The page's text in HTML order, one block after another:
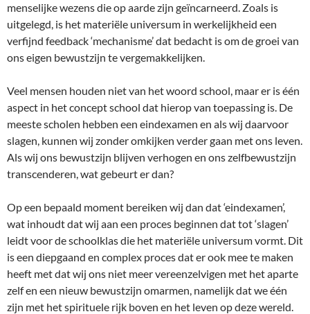
menselijke wezens die op aarde zijn geïncarneerd. Zoals is
uitgelegd, is het materiële universum in werkelijkheid een
verfijnd feedback ‘mechanisme’ dat bedacht is om de groei van
ons eigen bewustzijn te vergemakkelijken.
Veel mensen houden niet van het woord school, maar er is één
aspect in het concept school dat hierop van toepassing is. De
meeste scholen hebben een eindexamen en als wij daarvoor
slagen, kunnen wij zonder omkijken verder gaan met ons leven.
Als wij ons bewustzijn blijven verhogen en ons zelfbewustzijn
transcenderen, wat gebeurt er dan?
Op een bepaald moment bereiken wij dan dat ‘eindexamen’,
wat inhoudt dat wij aan een proces beginnen dat tot ‘slagen’
leidt voor de schoolklas die het materiële universum vormt. Dit
is een diepgaand en complex proces dat er ook mee te maken
heeft met dat wij ons niet meer vereenzelvigen met het aparte
zelf en een nieuw bewustzijn omarmen, namelijk dat we één
zijn met het spirituele rijk boven en het leven op deze wereld.